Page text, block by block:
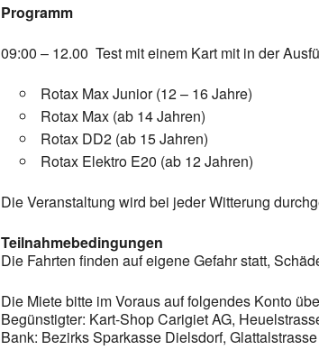
Programm
09:00 – 12.00 Test mit einem Kart mit in der
Rotax Max Junior (12 – 16 Jahre)
Rotax Max (ab 14 Jahren)
Rotax DD2 (ab 15 Jahren)
Rotax Elektro E20 (ab 12 Jahren)
Die Veranstaltung wird bei jeder Witterung
Teilnahmebedingungen
Die Fahrten finden auf eigene Gefahr statt,
Die Miete bitte im Voraus auf folgendes Konto
Begünstigter: Kart-Shop Carigiet AG,
Bank: Bezirks Sparkasse Dielsdorf,